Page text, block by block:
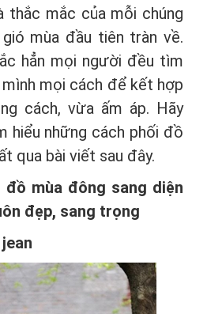
thắc mắc của mỗi chúng
mùa đầu tiên tràn về.
hẳn mọi người đều tìm
mọi cách để kết hợp
cách, vừa ấm áp. Hãy
hiểu những cách phối đồ
qua bài viết sau đây.
đồ mùa đông sang diện
đẹp, sang trọng